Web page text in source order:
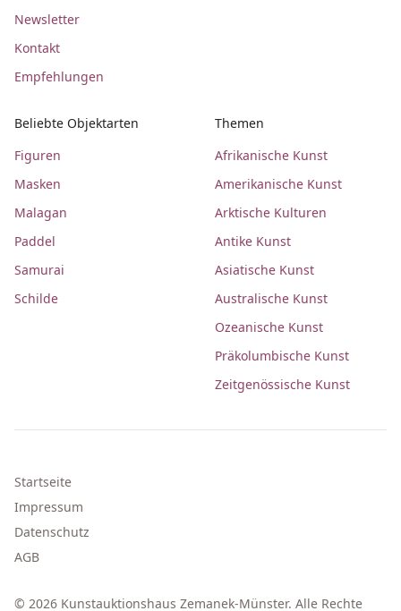
Newsletter
Kontakt
Empfehlungen
Beliebte Objektarten
Figuren
Masken
Malagan
Paddel
Samurai
Schilde
Themen
Afrikanische Kunst
Amerikanische Kunst
Arktische Kulturen
Antike Kunst
Asiatische Kunst
Australische Kunst
Ozeanische Kunst
Präkolumbische Kunst
Zeitgenössische Kunst
Startseite
Impressum
Datenschutz
AGB
© 2026 Kunstauktionshaus Zemanek-Münster. Alle Rechte